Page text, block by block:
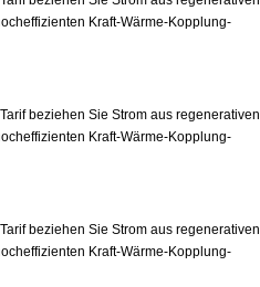
Kraft-Wärme-Kopplung-
beziehen Sie Strom aus regenerativen
Kraft-Wärme-Kopplung-
beziehen Sie Strom aus regenerativen
Kraft-Wärme-Kopplung-